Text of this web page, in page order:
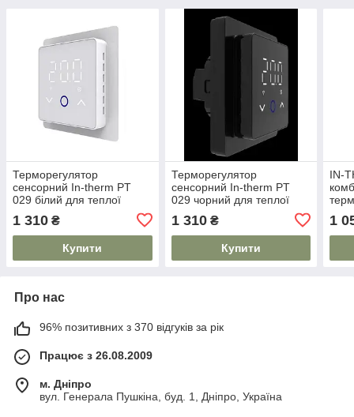
Терморегулятор
сенсорний In-therm PT
029 білий для теплої
1 310 ₴
Купити
Терморегулятор
сенсорний In-therm PT
029 чорний для теплої
1 310₴
Купити
IN-
1
Про нас
96% позитивних з 370 відгуків за рік
Працює з 26.08.2009
м. Дніпро
вул. Генерала Пушкіна, буд. 1, Дніпро, Україна